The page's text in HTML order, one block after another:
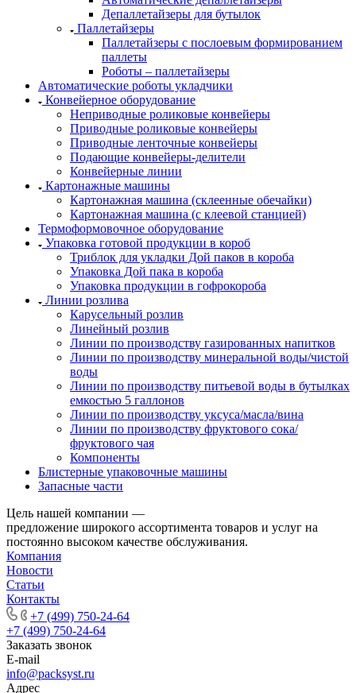
Депаллетайзеры для бутылок
Паллетайзеры
Паллетайзеры с послоевым формированием
паллеты
Роботы – паллетайзеры
Автоматические роботы укладчики
Конвейерное оборудование
Неприводные роликовые конвейеры
Приводные роликовые конвейеры
Приводные ленточные конвейеры
Подающие конвейеры-делители
Конвейерные линии
Картонажные машины
Картонажная машина (склеенные обечайки)
Картонажная машина (с клеевой станцией)
Термоформовочное оборудование
Упаковка готовой продукции в короб
Триблок для укладки Дой паков в короба
Упаковка Дой пака в короба
Упаковка продукции в гофрокороба
Линии розлива
Карусельный розлив
Линейный розлив
Линии по производству газированных напитков
Линии по производству минеральной воды/чистой
воды
Линии по производству питьевой воды в бутылках
емкостью 5 галлонов
Линии по производству уксуса/масла/вина
Линии по производству фруктового сока/
фруктового чая
Компоненты
Блистерные упаковочные машины
Запасные части
Цель нашей компании —
предложение широкого ассортимента товаров и услуг на
постоянно высоком качестве обслуживания.
Компания
Новости
Статьи
Контакты
+7 (499) 750-24-64
+7 (499) 750-24-64
Заказать звонок
E-mail
info@packsyst.ru
Адрес